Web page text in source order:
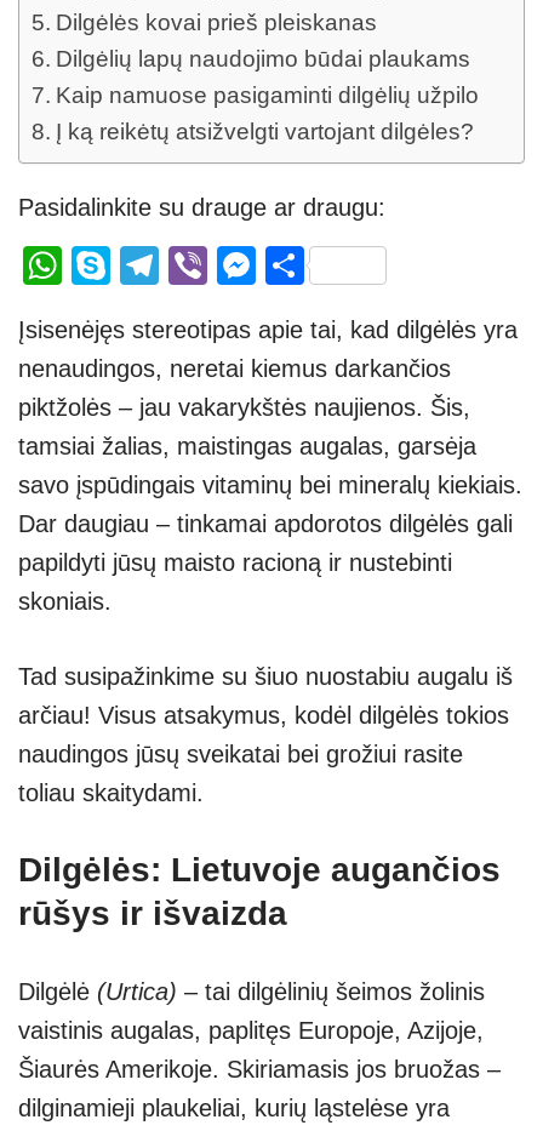
Dilgėlės kovai prieš pleiskanas
Dilgėlių lapų naudojimo būdai plaukams
Kaip namuose pasigaminti dilgėlių užpilo
Į ką reikėtų atsižvelgti vartojant dilgėles?
Pasidalinkite su drauge ar draugu:
W
at
s
A
p
p
S
p
e
T
e
gr
a
m
Vi
er
M
ss
e
n
g
er
S
ar
e
Įsisenėjęs stereotipas apie tai, kad dilgėlės yra
nenaudingos, neretai kiemus darkančios
piktžolės – jau vakarykštės naujienos. Šis,
tamsiai žalias, maistingas augalas, garsėja
savo įspūdingais vitaminų bei mineralų kiekiais.
Dar daugiau – tinkamai apdorotos dilgėlės gali
papildyti jūsų maisto racioną ir nustebinti
skoniais.
Tad susipažinkime su šiuo nuostabiu augalu iš
arčiau! Visus atsakymus, kodėl dilgėlės tokios
naudingos jūsų sveikatai bei grožiui rasite
toliau skaitydami.
Dilgėlės: Lietuvoje augančios
rūšys ir išvaizda
Dilgėlė (Urtica) – tai dilgėlinių šeimos žolinis
vaistinis augalas, paplitęs Europoje, Azijoje,
Šiaurės Amerikoje. Skiriamasis jos bruožas –
dilginamieji plaukeliai, kurių ląstelėse yra